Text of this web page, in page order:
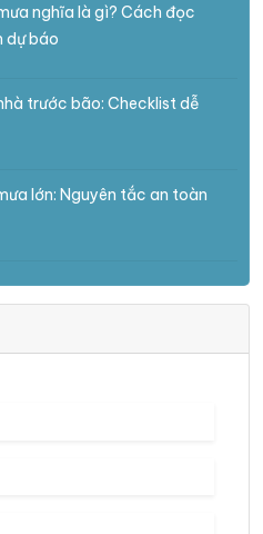
nghĩa là gì? Cách đọc
dự báo
trước bão: Checklist dễ
lớn: Nguyên tắc an toàn